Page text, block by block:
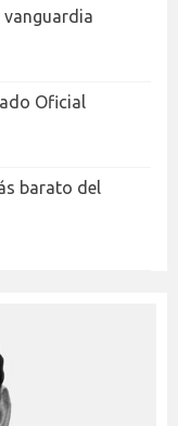
vanguardia
Oficial
barato del